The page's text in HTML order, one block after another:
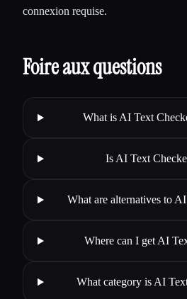
connexion requise.
Foire aux questions
What is AI Text
Is AI Text
What are alternatives to
Where can I get AI
What category is AI